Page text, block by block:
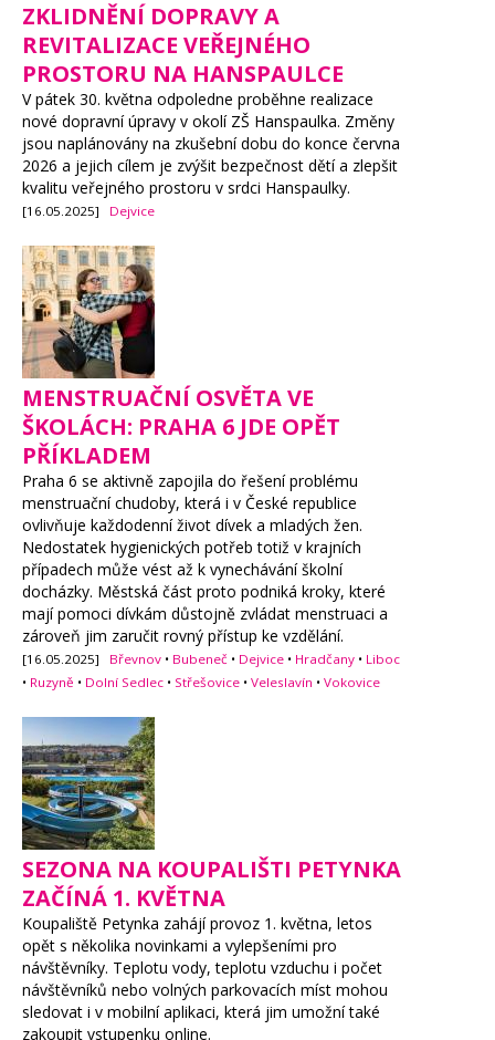
ZKLIDNĚNÍ DOPRAVY A
REVITALIZACE VEŘEJNÉHO
PROSTORU NA HANSPAULCE
V pátek 30. května odpoledne proběhne realizace
nové dopravní úpravy v okolí ZŠ Hanspaulka. Změny
jsou naplánovány na zkušební dobu do konce června
2026 a jejich cílem je zvýšit bezpečnost dětí a zlepšit
kvalitu veřejného prostoru v srdci Hanspaulky.
[16.05.2025] Dejvice
MENSTRUAČNÍ OSVĚTA VE
ŠKOLÁCH: PRAHA 6 JDE OPĚT
PŘÍKLADEM
Praha 6 se aktivně zapojila do řešení problému
menstruační chudoby, která i v České republice
ovlivňuje každodenní život dívek a mladých žen.
Nedostatek hygienických potřeb totiž v krajních
případech může vést až k vynechávání školní
docházky. Městská část proto podniká kroky, které
mají pomoci dívkám důstojně zvládat menstruaci a
zároveň jim zaručit rovný přístup ke vzdělání.
[16.05.2025] Břevnov • Bubeneč • Dejvice • Hradčany • Liboc
• Ruzyně • Dolní Sedlec • Střešovice • Veleslavín • Vokovice
SEZONA NA KOUPALIŠTI PETYNKA
ZAČÍNÁ 1. KVĚTNA
Koupaliště Petynka zahájí provoz 1. května, letos
opět s několika novinkami a vylepšeními pro
návštěvníky. Teplotu vody, teplotu vzduchu i počet
návštěvníků nebo volných parkovacích míst mohou
sledovat i v mobilní aplikaci, která jim umožní také
zakoupit vstupenku online.